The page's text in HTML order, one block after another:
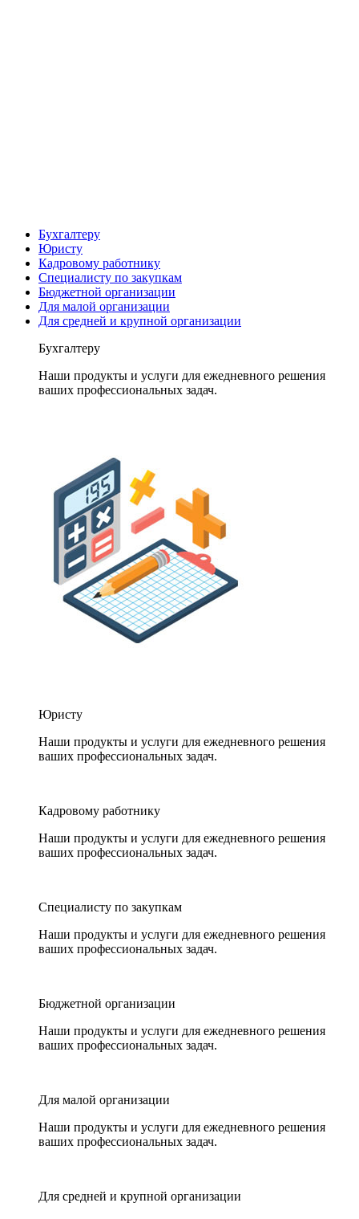
Бухгалтеру
Юристу
Кадровому работнику
Специалисту по закупкам
Бюджетной организации
Для малой организации
Для средней и крупной организации
Бухгалтеру
Наши продукты и услуги для ежедневного решения
ваших профессиональных задач.
Юристу
Наши продукты и услуги для ежедневного решения
ваших профессиональных задач.
Кадровому работнику
Наши продукты и услуги для ежедневного решения
ваших профессиональных задач.
Специалисту по закупкам
Наши продукты и услуги для ежедневного решения
ваших профессиональных задач.
Бюджетной организации
Наши продукты и услуги для ежедневного решения
ваших профессиональных задач.
Для малой организации
Наши продукты и услуги для ежедневного решения
ваших профессиональных задач.
Для средней и крупной организации